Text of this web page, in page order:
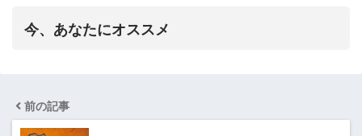
今、あなたにオススメ
前の記事